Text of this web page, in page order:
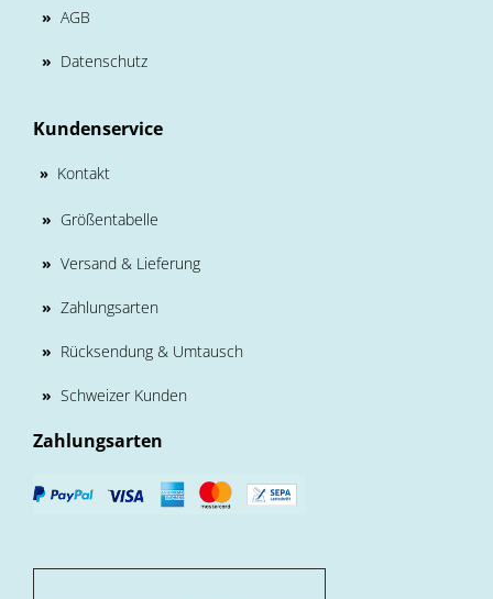
» AGB
» Datenschutz
Kundenservice
» Kontakt
» Größentabelle
» Versand & Lieferung
» Zahlungsarten
» Rücksendung & Umtausch
» Schweizer Kunden
Zahlungsarten